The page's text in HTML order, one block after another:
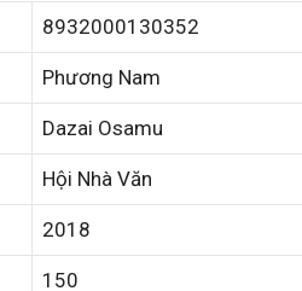
8932000130352
Phương Nam
Dazai Osamu
Hội Nhà Văn
2018
150